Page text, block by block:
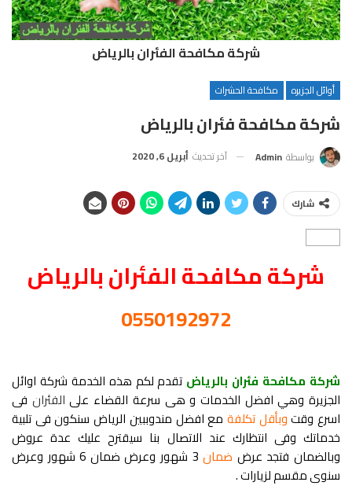
شركة مكافحة الفئران بالرياض
أوائل الجزيره مكافحة الحشرات
شركة مكافحة فئران بالرياض
بواسطة Admin آخر تحديث أبريل 6, 2020
شارك
شركة مكافحة الفئران بالرياض
0550192972
شركة مكافحة فئران بالرياض تقدم لكم هذه الخدمة شركة اوائل
الجزيرة وهي افضل الخدمات و هى سرعة القضاء على الفئران فى
اسرع وقتوبأقل تكلفة مع افضل مندوببين الرياض سنكون فى تلبية
خدماتك وفى انتظارك عند الاتصال بنا سيقترح عليك عدة عروض
وبالضمان فتجد عرض ضمان
3 شهور وعرض ضمان 6 شهور وعرض
سنوى مقسم لزيارات .